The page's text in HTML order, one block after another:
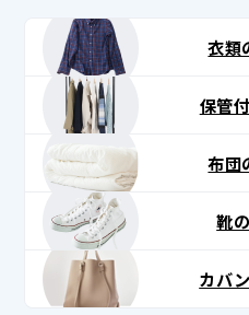
衣類
保管
布団
靴
カバ